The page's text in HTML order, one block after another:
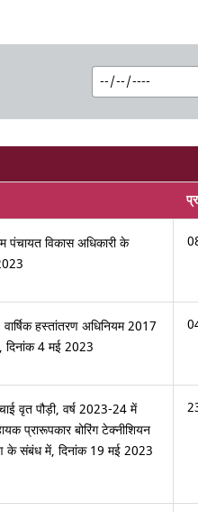
पंचायत विकास अधिकारी के
हस्तांतरण अधिनियम 2017
दिनांक 4 मई 2023
वृत पौड़ी, वर्ष 2023-24 में
प्रारूपकार बोरिंग टेक्नीशियन
के संबंध में, दिनांक 19 मई 2023